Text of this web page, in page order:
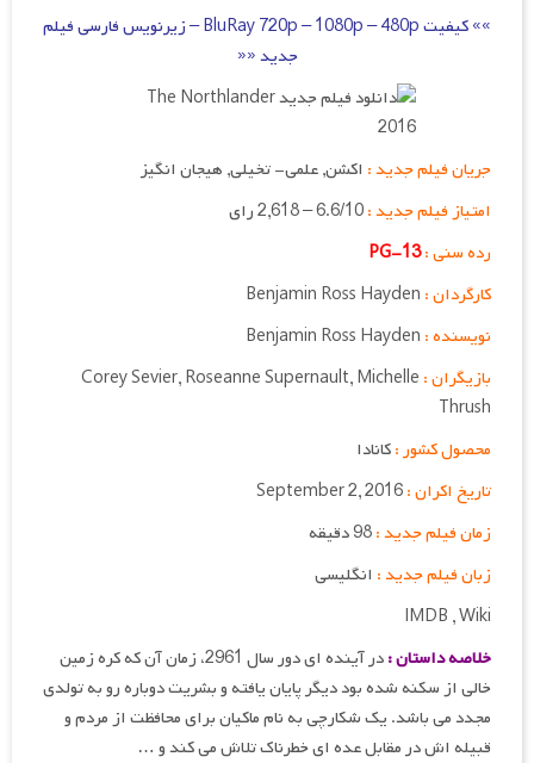
»» کیفیت BluRay 720p – 1080p – 480p – زیرنویس فارسی فیلم
جدید ««
جریان فیلم جدید : اكشن, علمی- تخیلی, هیجان انگیز
امتیاز فیلم جدید :
رده سنی :PG-13
کارگردان :
نویسنده :
بازیگران : Corey Sevier, Roseanne Supernault, Michelle
Thrush
محصول کشور :کانادا
تاریخ اکران :
زمان فیلم جدید :
زبان فیلم جدید : انگلیسی
IMDB , Wiki
خلاصه داستان :
در آینده ای دور سال 2961، زمان آن که کره زمین
خالی از سکنه شده بود دیگر پایان یافته و بشریت دوباره رو به تولدی
مجدد می باشد. یک شکارچی به نام ماکیان برای محافظت از مردم و
قبیله اش در مقابل عده ای خطرناک تلاش می کند و …